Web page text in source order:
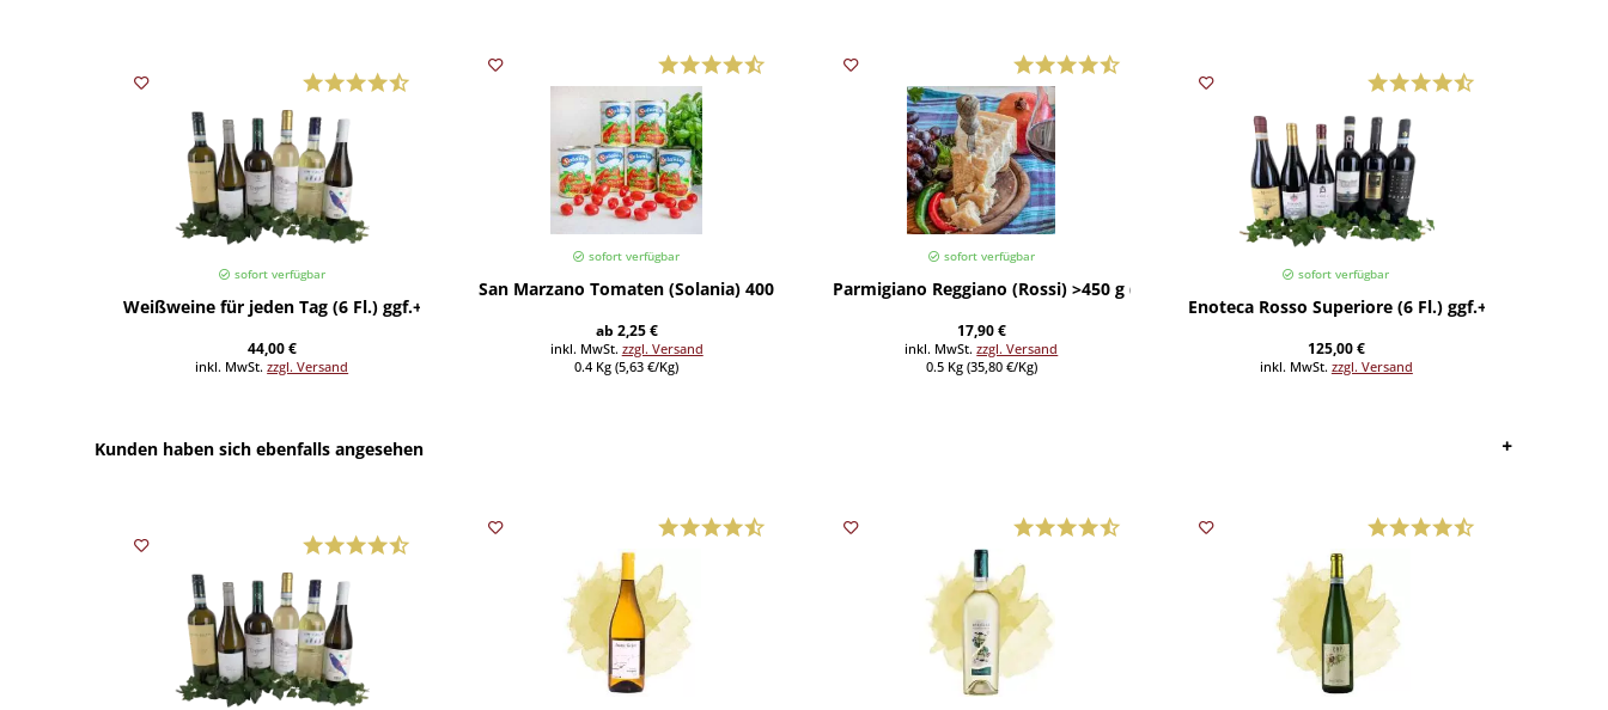
sofort verfügbar
Weißweine für jeden Tag (6 Fl.) ggf.+Fracht
44,00 €
inkl. MwSt.zzgl. Versand
sofort verfügbar
San Marzano Tomaten (Solania) 400 g
ab 2,25 €
inkl. MwSt. zzgl. Versand
0.4 Kg (5,63 €/Kg)
sofort verfügbar
Parmigiano Reggiano (Rossi) >450 g (Preis/St.)
17,90 €
inkl. MwSt.zzgl. Versand
0.5 Kg (35,80 €/Kg)
sofort verfügbar
Enoteca Rosso Superiore (6 Fl.) ggf.+Fracht
125,00 €
inkl. MwSt. zzgl. Versand
Kunden haben sich ebenfalls angesehen